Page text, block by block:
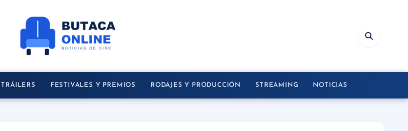
TRÁILERS FESTIVALES Y PREMIOS RODAJES Y PRODUCCIÓN STREAMING NOTICIAS